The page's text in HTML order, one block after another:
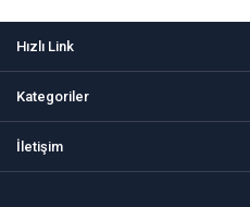
Hızlı Link
Kategoriler
İletişim